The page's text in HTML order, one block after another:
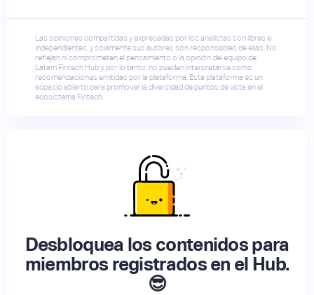
Las opiniones compartidas y expresadas por los analistas son libres e
independientes, y solamente sus autores son responsables de ellas. No
reflejan ni comprometen el pensamiento o la opinión del equipo de
Latam Fintech Hub y, por lo tanto, no pueden interpretarse como
recomendaciones emitidas por la plataforma. Esta plataforma es un
espacio abierto para promover la diversidad de puntos de vista en el
ecosistema Fintech.
Desbloquea los contenidos para
miembros registrados en el Hub.
😎